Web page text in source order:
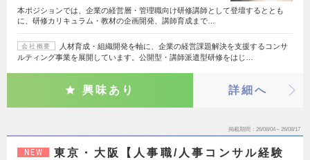
本ポジションでは、企業の経営層・管理職向け研修講師として登壇するととも
に、研修カリキュラム・教材の企画開発、講師育成まで…
会社概要
人材育成・組織開発を軸に、企業の経営課題解決を支援するコンサ
ルティング事業を展開しています。公開型・講師派遣型研修をはじ…
興味あり 詳細へ
掲載期間 26/08/04～26/08/17
NEW
東京・大阪【人事職/人事コンサル経験